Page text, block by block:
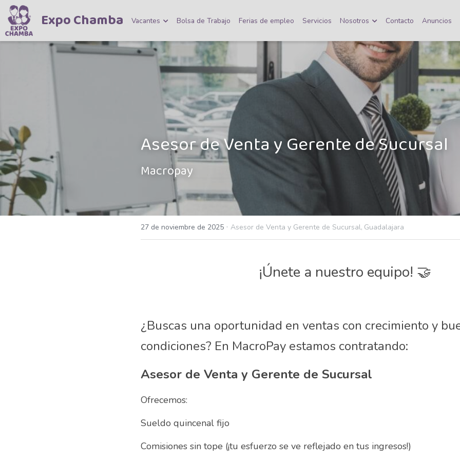
Expo Chamba Vacantes Bolsa de Trabajo Ferias de empleo Servicios Nosotros Contacto Anuncios
Asesor de Venta y Gerente de Sucursal
Macropay
27 de noviembre de 2025 · Asesor de Venta y Gerente de Sucursal, Guadalajara
¡Únete a nuestro equipo! 🤝
¿Buscas una oportunidad en ventas con crecimiento y
condiciones? En MacroPay estamos contratando:
Ofrecemos:
Sueldo quincenal fijo
Comisiones sin tope (¡tu esfuerzo se ve reflejado en tus ingresos!)